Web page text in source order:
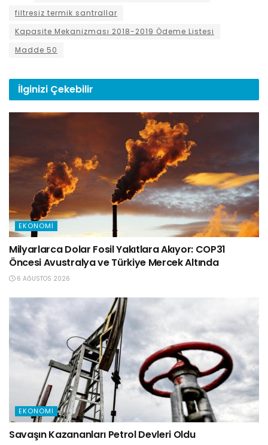
filtresiz termik santrallar
Kapasite Mekanizması 2018-2019 Ödeme Listesi
Madde 50
İlginizi Çekebilir
EKONOMI
Milyarlarca Dolar Fosil Yakıtlara Akıyor: COP31
Öncesi Avustralya ve Türkiye Mercek Altında
6 AĞUSTOS 2026
EKONOMI
Savaşın Kazananları Petrol Devleri Oldu